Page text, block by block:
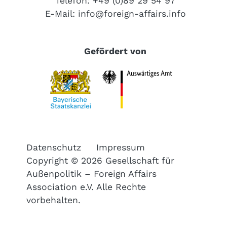
E-Mail: info@foreign-affairs.info
Gefördert von
Datenschutz
Impressum
Copyright © 2026 Gesellschaft für
Außenpolitik – Foreign Affairs
Association e.V. Alle Rechte
vorbehalten.